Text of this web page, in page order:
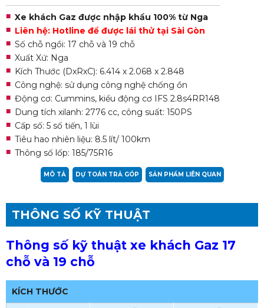
Xe khách Gaz được nhập khẩu 100% từ Nga
Liên hệ: Hotline để được lái thử tại Sài Gòn
Số chỗ ngồi: 17 chỗ và 19 chỗ
Xuất Xứ: Nga
Kích Thước (DxRxC): 6.414 x 2.068 x 2.848
Công nghệ: sử dụng công nghệ chống ồn
Động cơ: Cummins, kiểu động cơ IFS 2.8s4RR148
Dung tích xilanh: 2776 cc, công suất: 150PS
Cấp số: 5 số tiến, 1 lùi
Tiêu hao nhiên liệu: 8.5 lít/ 100km
Thông số lốp: 185/75R16
MÔ TẢ DỰ TOÁN TRẢ GÓP SẢN PHẨM LIÊN QUAN
THÔNG SỐ KỸ THUẬT
Thông số kỹ thuật xe khách Gaz 17
chỗ và 19 chỗ
KÍCH THƯỚC